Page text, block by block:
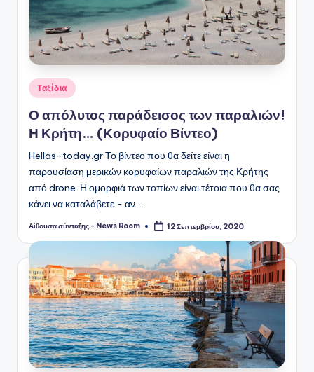
Αναρτήθηκε
σε
Ταξίδια
Ο απόλυτος παράδεισος των παραλιών!
Η Κρήτη… (Κορυφαίο Βίντεο)
Hellas-today.gr Το βίντεο που θα δείτε είναι η
παρουσίαση μερικών κορυφαίων παραλιών της Κρήτης
από drone. Η ομορφιά των τοπίων είναι τέτοια που θα σας
κάνει να καταλάβετε - αν…
Συγγραφέας:
Αίθουσα σύνταξης - News Room 12 Σεπτεμβρίου, 2020